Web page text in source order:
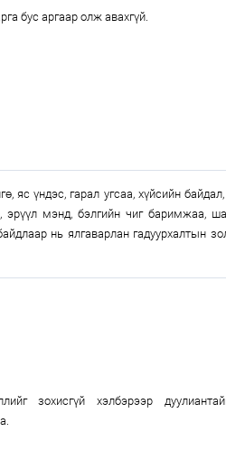
бус аргаар олж авахгүй.
яс үндэс, гарал угсаа, хүйсийн
эрүүл мэнд, бэлгийн чиг баримжаа,
нь ялгаварлан гадуурхалтын
зохисгүй хэлбэрээр